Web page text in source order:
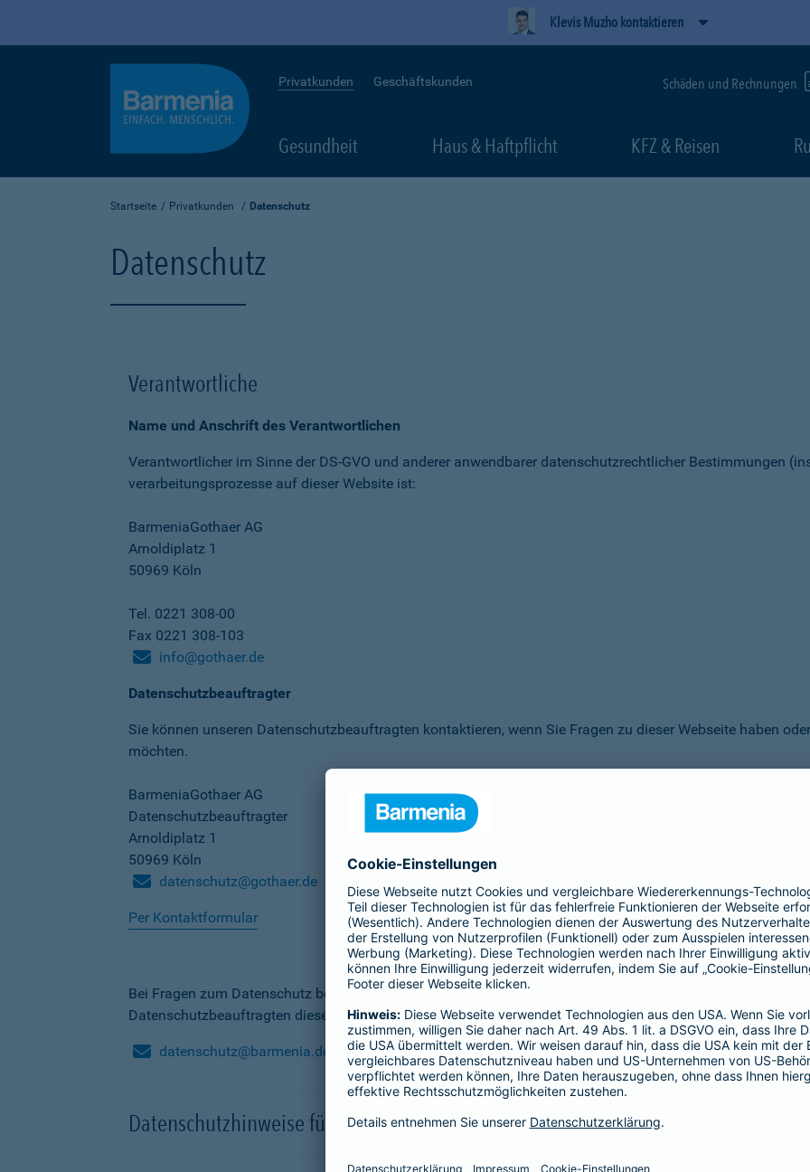
Klevis Muzho kontaktieren
Privatkunden Geschäftskunden Schäden und Rechnungen
Gesundheit Haus & Haftpflicht KFZ & Reisen
Startseite Privatkunden Datenschutz
Datenschutz
Verantwortliche
Name und Anschrift des Verantwortlichen
Verantwortlicher im Sinne der DS-GVO und anderer anwendbarer datenschutz­rechtlicher Bestimmungen
verarbeitungs­prozesse auf dieser Website ist:
BarmeniaGothaer AG
Arnoldiplatz 1
50969 Köln
Tel. 0221 308-00
Fax 0221 308-103
info@gothaer.de
Datenschutzbeauftragter
Sie können unseren Datenschutz­beauftragten kontaktieren, wenn Sie Fragen zu dieser Webseite haben
möchten.
BarmeniaGothaer AG
Datenschutzbeauftragter
Arnoldiplatz 1
50969 Köln
datenschutz@gothaer.de
Per Kontaktformular
Bei Fragen zum Datenschutz bei der Barmenia Krankenversicherung AG und der Barmenia Allgemeine
Datenschutzbeauftragten dieser Gesellschaften kontaktieren.
datenschutz@barmenia.de
Datenschutzhinweise für Besucher der Webseite